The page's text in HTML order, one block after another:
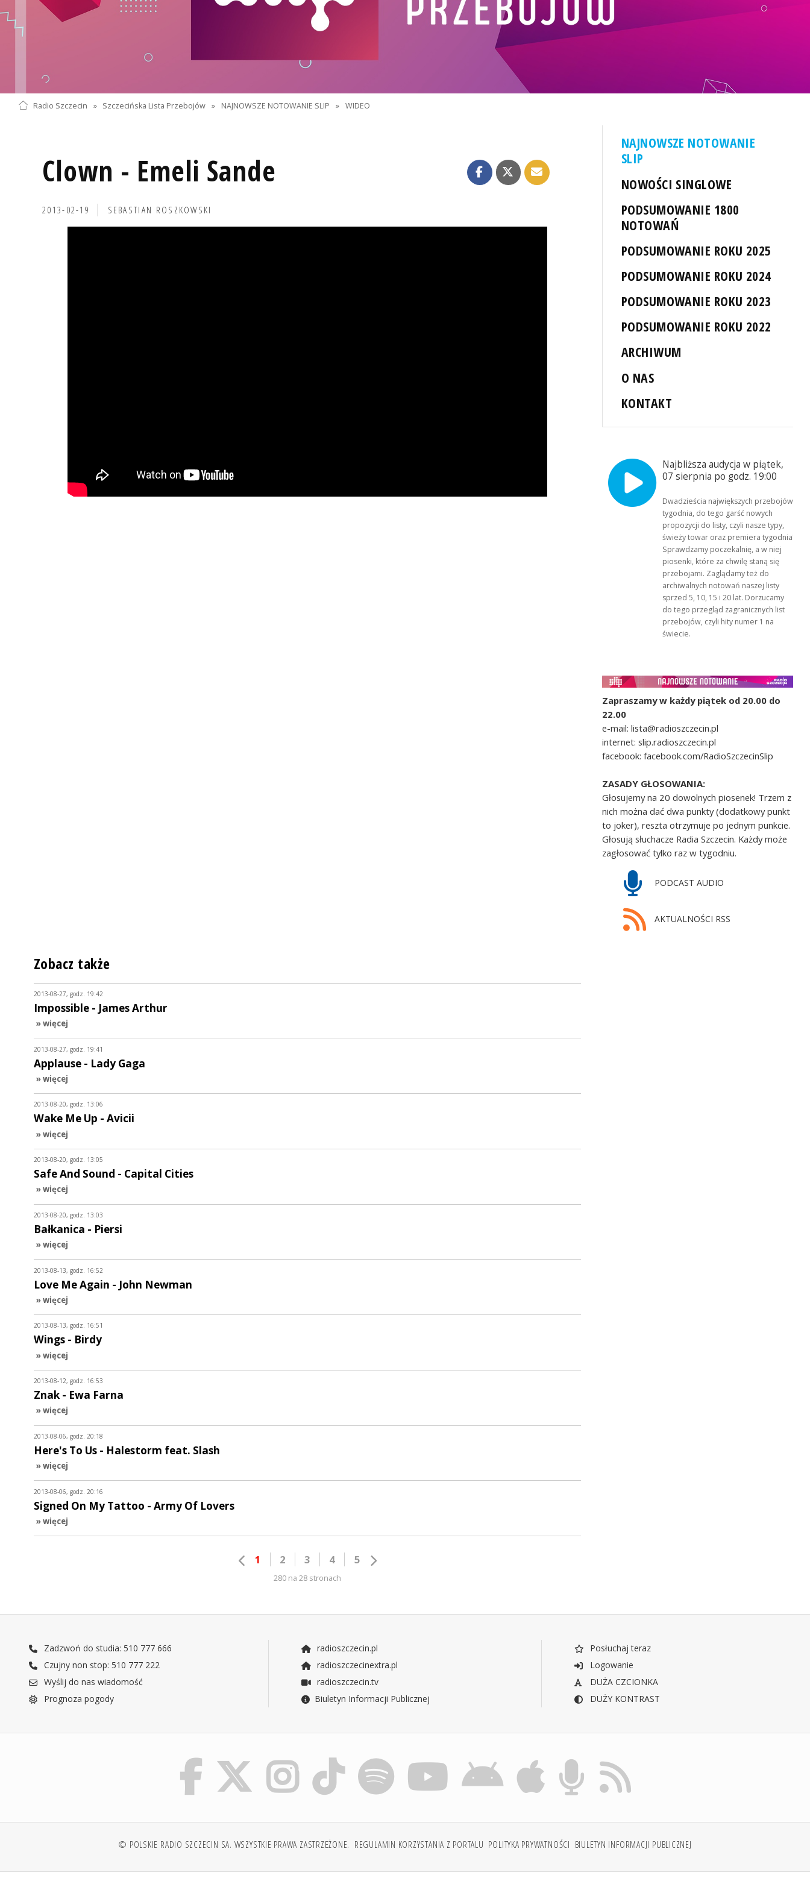
Radio Szczecin » Szczecińska Lista Przebojów » NAJNOWSZE NOTOWANIE SLIP » WIDEO
Clown - Emeli Sande
2013-02-19 SEBASTIAN ROSZKOWSKI
NAJNOWSZE NOTOWANIE
SLIP
NOWOŚCI SINGLOWE
PODSUMOWANIE 1800
NOTOWAŃ
PODSUMOWANIE ROKU 2025
PODSUMOWANIE ROKU 2024
PODSUMOWANIE ROKU 2023
PODSUMOWANIE ROKU 2022
ARCHIWUM
O NAS
KONTAKT
Najbliższa audycja w piątek,
07 sierpnia po godz. 19:00
Dwadzieścia największych przebojów
tygodnia, do tego garść nowych
propozycji do listy, czyli nasze typy,
świeży towar oraz premiera tygodnia!
Sprawdzamy poczekalnię, a w niej
piosenki, które za chwilę staną się
przebojami. Zaglądamy też do
archiwalnych notowań naszej listy
sprzed 5, 10, 15 i 20 lat. Dorzucamy
do tego przegląd zagranicznych list
przebojów, czyli hity numer 1 na
świecie.
Zapraszamy w każdy piątek od 20.00 do
22.00
e-mail: lista@radioszczecin.pl
internet: slip.radioszczecin.pl
facebook: facebook.com/RadioSzczecinSlip
ZASADY GŁOSOWANIA:
Głosujemy na 20 dowolnych piosenek! Trzem z
nich można dać dwa punkty (dodatkowy punkt
to joker), reszta otrzymuje po jednym punkcie.
Głosują słuchacze Radia Szczecin. Każdy może
zagłosować tylko raz w tygodniu.
PODCAST AUDIO
AKTUALNOŚCI RSS
Zobacz także
2013-08-27, godz. 19:42
Impossible - James Arthur
» więcej
2013-08-27, godz. 19:41
Applause - Lady Gaga
» więcej
2013-08-20, godz. 13:06
Wake Me Up - Avicii
» więcej
2013-08-20, godz. 13:05
Safe And Sound - Capital Cities
» więcej
2013-08-20, godz. 13:03
Bałkanica - Piersi
» więcej
2013-08-13, godz. 16:52
Love Me Again - John Newman
» więcej
2013-08-13, godz. 16:51
Wings - Birdy
» więcej
2013-08-12, godz. 16:53
Znak - Ewa Farna
» więcej
2013-08-06, godz. 20:18
Here's To Us - Halestorm feat. Slash
» więcej
2013-08-06, godz. 20:16
Signed On My Tattoo - Army Of Lovers
» więcej
1 2 3 4 5
280 na 28 stronach
Zadzwoń do studia: 510 777 666
Czujny non stop: 510 777 222
Wyślij do nas wiadomość
Prognoza pogody
radioszczecin.pl
radioszczecinextra.pl
radioszczecin.tv
Biuletyn Informacji Publicznej
Posłuchaj teraz
Logowanie
DUŻA CZCIONKA
DUŻY KONTRAST
© POLSKIE RADIO SZCZECIN SA. WSZYSTKIE PRAWA ZASTRZEŻONE. REGULAMIN KORZYSTANIA Z PORTALU POLITYKA PRYWATNOŚCI BIULETYN INFORMACJI PUBLICZNEJ